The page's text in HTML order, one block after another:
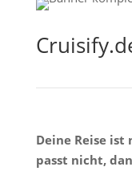
Deine Reise
passt nicht,